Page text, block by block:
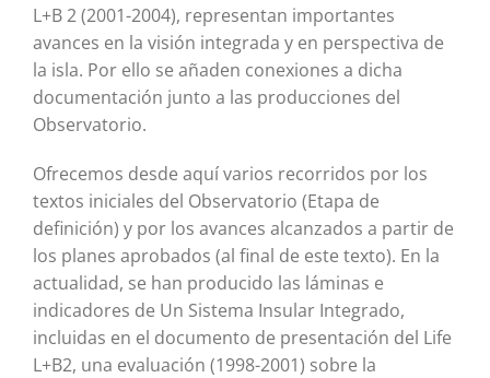
L+B 2 (2001-2004), representan importantes
avances en la visión integrada y en perspectiva de
la isla. Por ello se añaden conexiones a dicha
documentación junto a las producciones del
Observatorio.
Ofrecemos desde aquí varios recorridos por los
textos iniciales del Observatorio (Etapa de
definición) y por los avances alcanzados a partir de
los planes aprobados (al final de este texto). En la
actualidad, se han producido las láminas e
indicadores de Un Sistema Insular Integrado,
incluidas en el documento de presentación del Life
L+B2, una evaluación (1998-2001) sobre la